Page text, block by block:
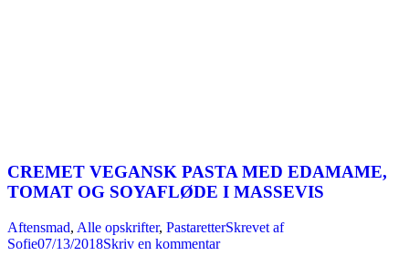
CREMET VEGANSK PASTA MED EDAMAME,
TOMAT OG SOYAFLØDE I MASSEVIS
Aftensmad, Alle opskrifter, PastaretterSkrevet af
Sofie07/13/2018Skriv en kommentar